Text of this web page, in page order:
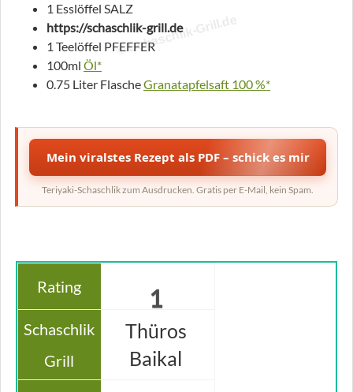
1 Esslöffel SALZ
https://schaschlik-grill.de
1 Teelöffel PFEFFER
100ml Öl*
0.75 Liter FlascheGranatapfelsaft 100 %*
© Schaschlik-Grill.de
Mein viralstes Rezept als PDF – schick es mir
Teriyaki-Schaschlik zum Ausdrucken. Gratis per E-Mail, kein Spam.
1
Thüros
Baikal